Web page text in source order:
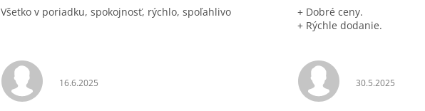
Všetko v poriadku, spokojnosť, rýchlo, spoľahlivo
+ Dobré ceny.
+ Rýchle dodanie.
Hodnotenie obchodu je 5 z 5 hviezdičiek.
16.6.2025 Hodnotenie
30.5.2025